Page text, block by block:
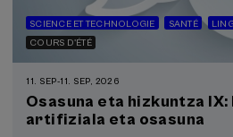
SCIENCE ET TECHNOLOGIE SANTÉ
COURS D'ÉTÉ
11. SEP-11. SEP, 2026
Osasuna eta hizkuntza IX:
artifiziala eta osasuna